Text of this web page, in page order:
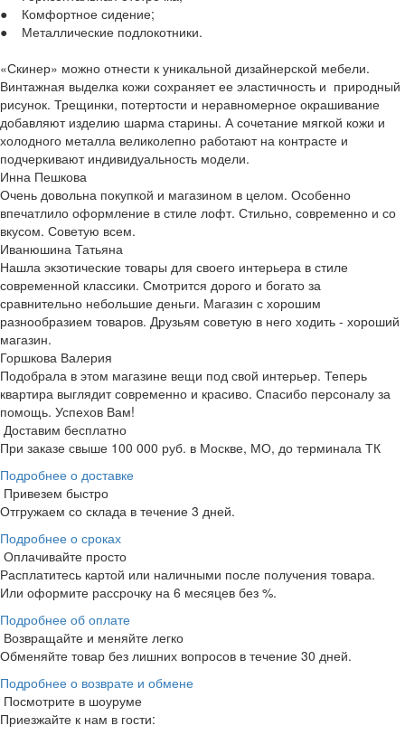
● Комфортное сидение;
● Металлические подлокотники.
«Скинер» можно отнести к уникальной дизайнерской мебели.
Винтажная выделка кожи сохраняет ее эластичность и природный
рисунок. Трещинки, потертости и неравномерное окрашивание
добавляют изделию шарма старины. А сочетание мягкой кожи и
холодного металла великолепно работают на контрасте и
подчеркивают индивидуальность модели.
Инна Пешкова
Очень довольна покупкой и магазином в целом. Особенно
впечатлило оформление в стиле лофт. Стильно, современно и со
вкусом. Советую всем.
Иванюшина Татьяна
Нашла экзотические товары для своего интерьера в стиле
современной классики. Смотрится дорого и богато за
сравнительно небольшие деньги. Магазин с хорошим
разнообразием товаров. Друзьям советую в него ходить - хороший
магазин.
Горшкова Валерия
Подобрала в этом магазине вещи под свой интерьер. Теперь
квартира выглядит современно и красиво. Спасибо персоналу за
помощь. Успехов Вам!
Доставим бесплатно
При заказе свыше 100 000 руб. в Москве, МО, до терминала ТК
Подробнее о доставке
Привезем быстро
Отгружаем со склада в течение 3 дней.
Подробнее о сроках
Оплачивайте просто
Расплатитесь картой или наличными после получения товара.
Или оформите рассрочку на 6 месяцев без %.
Подробнее об оплате
Возвращайте и меняйте легко
Обменяйте товар без лишних вопросов в течение 30 дней.
Подробнее о возврате и обмене
Посмотрите в шоуруме
Приезжайте к нам в гости: